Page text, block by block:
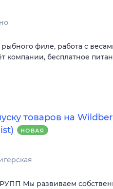
рыбного филе, работа с
компании, бесплатное
товаров на
НОВАЯ
Мы развиваем